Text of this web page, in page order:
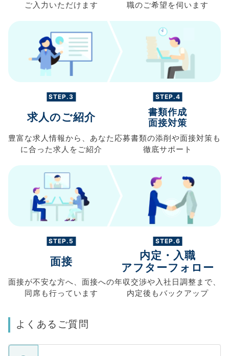
ご入力 いただけます
職のご希望を伺います
STEP.3
求人のご紹介
豊富な求人情報から、 あなた
に合った求人を ご紹介
STEP.4
書類作成
面接対策
応募書類の添削や面接対策も
徹底サポート
STEP.5
面接
面接が不安な方へ、 面接への
同席も行っています
STEP.6
内定・入職
アフターフォロー
年収交渉や入社日調整まで、
内定後もバックアップ
よくあるご質問